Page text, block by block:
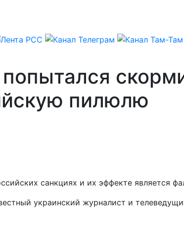
пилюлю
санкциях и их эффекте является
украинский журналист и